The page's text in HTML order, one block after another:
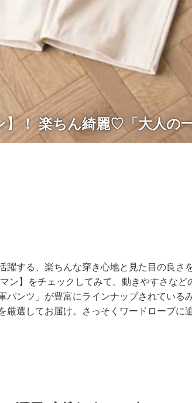
！ 楽ちん綺麗♡「大人の
躍する、楽ちんな穿き心地と見た目の良さ
ン】をチェックしてみて。動きやすさなど
パンツ」が豊富にラインナップされている
厳選してお届け。さっそくワードローブに